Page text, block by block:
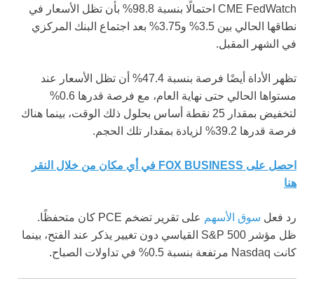
CME FedWatch احتمالًا بنسبة 98.8% بأن تظل الأسعار في
نطاقها الحالي بين 3.5% و3.75% بعد اجتماع البنك المركزي
في الشهر المقبل.
تظهر الأداة أيضًا فرصة بنسبة 47.4% أن تظل الأسعار عند
مستواها الحالي حتى نهاية العام، مع فرصة قدرها 0.6%
لتخفيض بمقدار 25 نقطة أساس بحلول ذلك الوقت، بينما هناك
فرصة قدرها 39.2% لزيادة بمقدار تلك الحجم.
احصل على FOX BUSINESS في أي مكان من خلال النقر
هنا
رد فعل سوق الأسهم
على تقرير تضخم PCE كان متحفظًا.
ظل مؤشر S&P 500 القياسي دون تغيير يذكر عند الفتح، بينما
كانت Nasdaq مرتفعة بنسبة 0.5% في تداولات الصباح.